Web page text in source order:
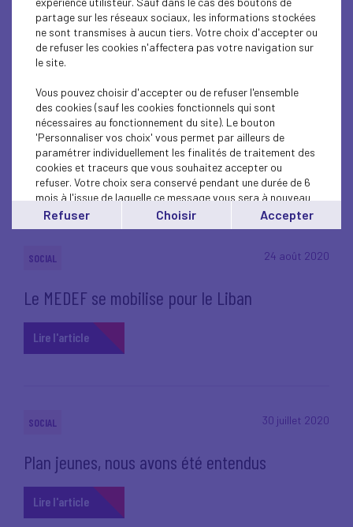
24 août 2020
SOCIAL
Covid-19 : Publication du décret précisant les
conditions requises pour bénéficier de la
prime à l’embauche des jeunes
Lire l'article
24 août 2020
SOCIAL
Le MEDEF se mobilise pour le Liban
Lire l'article
30 juillet 2020
SOCIAL
Plan jeunes, nous avons été entendus
Lire l'article
partage sur les réseaux sociaux, les informations stockées
ne sont transmises à aucun tiers. Votre choix d'accepter ou
de refuser les cookies n'affectera pas votre navigation sur
le site.
Vous pouvez choisir d'accepter ou de refuser l'ensemble
des cookies (sauf les cookies fonctionnels qui sont
nécessaires au fonctionnement du site). Le bouton
'Personnaliser vos choix' vous permet par ailleurs de
paramétrer individuellement les finalités de traitement des
cookies et traceurs que vous souhaitez accepter ou
refuser. Votre choix sera conservé pendant une durée de 6
mois à l'issue de laquelle ce message vous sera à nouveau
affiché..
Vous pouvez modifier votre choix à tout moment en
Refuser Choisir Accepter